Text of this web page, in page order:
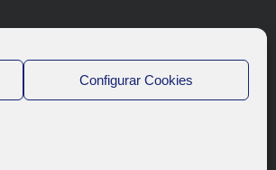
Configurar Cookies